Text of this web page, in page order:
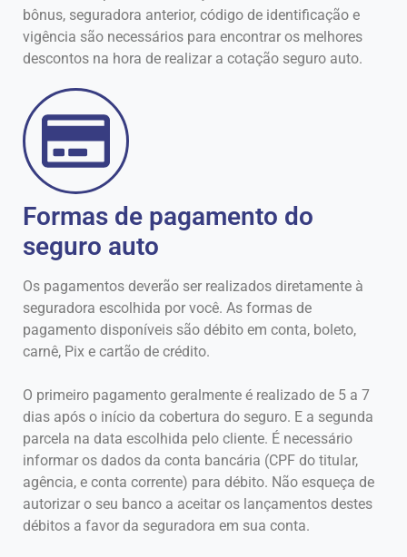
bônus, seguradora anterior, código de identificação e
vigência são necessários para encontrar os melhores
descontos na hora de realizar a cotação seguro auto.
Formas de pagamento do
seguro auto
Os pagamentos deverão ser realizados diretamente à
seguradora escolhida por você. As formas de
pagamento disponíveis são débito em conta, boleto,
carnê, Pix e cartão de crédito.
O primeiro pagamento geralmente é realizado de 5 a 7
dias após o início da cobertura do seguro. E a segunda
parcela na data escolhida pelo cliente. É necessário
informar os dados da conta bancária (CPF do titular,
agência, e conta corrente) para débito. Não esqueça de
autorizar o seu banco a aceitar os lançamentos destes
débitos a favor da seguradora em sua conta.